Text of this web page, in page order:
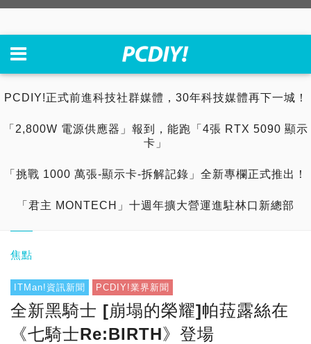
PCDIY!正式前進科技社群媒體，30年科技媒體再下一城！
「2,800W 電源供應器」報到，能跑「4張 RTX 5090 顯示
卡」
「挑戰 1000 萬張-顯示卡-拆解記錄」全新專欄正式推出！
「君主 MONTECH」十週年擴大營運進駐林口新總部
焦點
ITMan!資訊新聞 PCDIY!業界新聞
全新黑騎士 [崩塌的榮耀]帕菈露絲在
《七騎士Re:BIRTH》登場